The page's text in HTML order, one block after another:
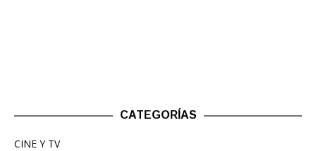
CATEGORÍAS
CINE Y TV